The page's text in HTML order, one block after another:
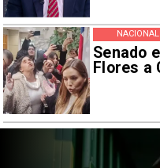
Senado
Flores a
NACIONAL